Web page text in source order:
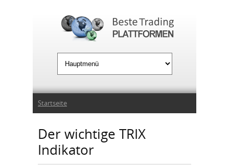
Sie sind hier
Startseite
Der wichtige TRIX
Indikator